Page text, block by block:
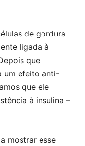
de gordura
ligada à
que
um efeito anti-
que ele
à insulina –
mostrar esse